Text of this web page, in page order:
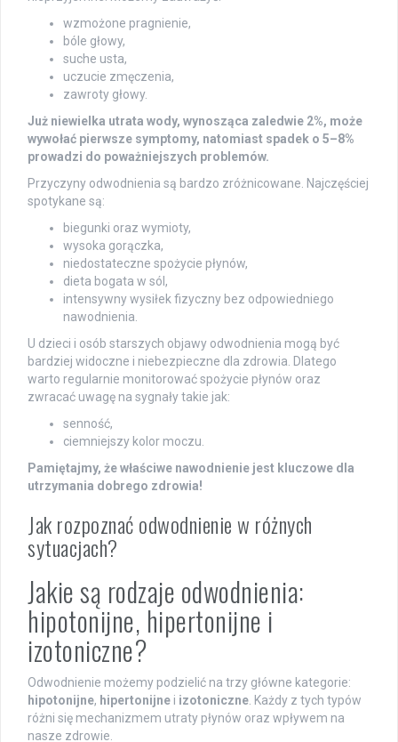
wzmożone pragnienie,
bóle głowy,
suche usta,
uczucie zmęczenia,
zawroty głowy.
Już niewielka utrata wody, wynosząca zaledwie 2%, może
wywołać pierwsze symptomy, natomiast spadek o 5–8%
prowadzi do poważniejszych problemów.
Przyczyny odwodnienia są bardzo zróżnicowane. Najczęściej
spotykane są:
biegunki oraz wymioty,
wysoka gorączka,
niedostateczne spożycie płynów,
dieta bogata w sól,
intensywny wysiłek fizyczny bez odpowiedniego
nawodnienia.
U dzieci i osób starszych objawy odwodnienia mogą być
bardziej widoczne i niebezpieczne dla zdrowia. Dlatego
warto regularnie monitorować spożycie płynów oraz
zwracać uwagę na sygnały takie jak:
senność,
ciemniejszy kolor moczu.
Pamiętajmy, że właściwe nawodnienie jest kluczowe dla
utrzymania dobrego zdrowia!
Jak rozpoznać odwodnienie w różnych
sytuacjach?
Jakie są rodzaje odwodnienia:
hipotonijne, hipertonijne i
izotoniczne?
Odwodnienie możemy podzielić na trzy główne kategorie:
hipotonijne, hipertonijne i izotoniczne . Każdy z tych typów
różni się mechanizmem utraty płynów oraz wpływem na
nasze zdrowie.